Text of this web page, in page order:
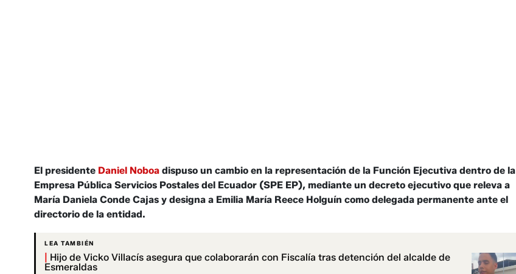
El presidente Daniel Noboa dispuso un cambio en la representación de la Función Ejecutiva dentro de la
Empresa Pública Servicios Postales del Ecuador (SPE EP), mediante un decreto ejecutivo que releva a
María Daniela Conde Cajas y designa a Emilia María Reece Holguín como delegada permanente ante el
directorio de la entidad.
LEA TAMBIÉN
Hijo de Vicko Villacís asegura que colaborarán con Fiscalía tras detención del alcalde de
Esmeraldas